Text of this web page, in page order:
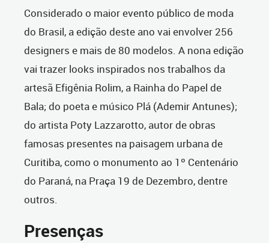
Considerado o maior evento público de moda
do Brasil, a edição deste ano vai envolver 256
designers e mais de 80 modelos. A nona edição
vai trazer looks inspirados nos trabalhos da
artesã Efigênia Rolim, a Rainha do Papel de
Bala; do poeta e músico Plá (Ademir Antunes);
do artista Poty Lazzarotto, autor de obras
famosas presentes na paisagem urbana de
Curitiba, como o monumento ao 1º Centenário
do Paraná, na Praça 19 de Dezembro, dentre
outros.
Presenças